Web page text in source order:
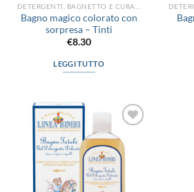
DETERGENTI, BAGNETTO E CURA DEL CORPO
Bagno magico colorato con
sorpresa – Tinti
€8.30
LEGGI TUTTO
Aggiungi
alla lista
dei
desideri